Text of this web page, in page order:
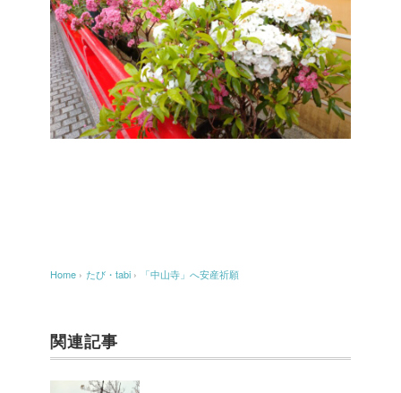
Home › たび・tabi › 「中山寺」へ安産祈願
関連記事